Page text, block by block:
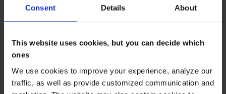
Consent Details About
This website uses cookies, but you can decide which
ones
We use cookies to improve your experience, analyze our
traffic, as well as provide customized communication and
Besoin d'aide ou de